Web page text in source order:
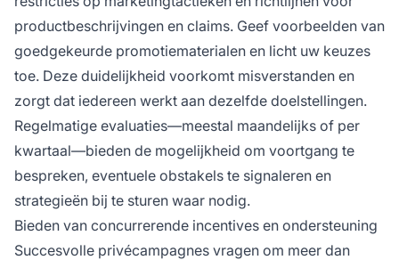
productbeschrijvingen en claims. Geef voorbeelden van
goedgekeurde promotiematerialen en licht uw keuzes
toe. Deze duidelijkheid voorkomt misverstanden en
zorgt dat iedereen werkt aan dezelfde doelstellingen.
Regelmatige evaluaties—meestal maandelijks of per
kwartaal—bieden de mogelijkheid om voortgang te
bespreken, eventuele obstakels te signaleren en
strategieën bij te sturen waar nodig.
Bieden van concurrerende incentives en ondersteuning
Succesvolle privécampagnes vragen om meer dan